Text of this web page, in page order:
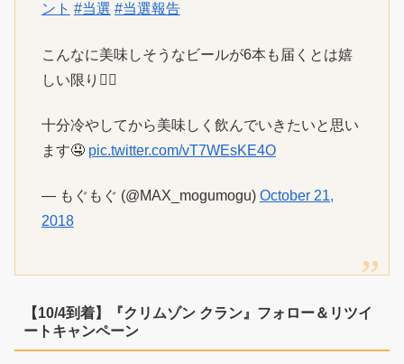
ント #当選 #当選報告
こんなに美味しそうなビールが6本も届くとは嬉
しい限り👍🏼
十分冷やしてから美味しく飲んでいきたいと思い
ます🤤 pic.twitter.com/vT7WEsKE4O
— もぐもぐ (@MAX_mogumogu) October 21,
2018
【10/4到着】『クリムゾン クラン』フォロー＆リツイ
ートキャンペーン